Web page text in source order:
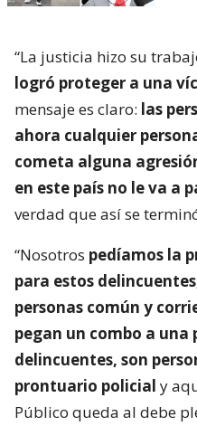
“La justicia hizo su
logró proteger a una
mensaje es claro: las
ahora cualquier
cometa alguna
en este país no le va a
verdad que así se
“Nosotros pedíamos la
para estos
personas común y
pegan un combo a una
delincuentes, son
prontuario policial y
Público queda al debe